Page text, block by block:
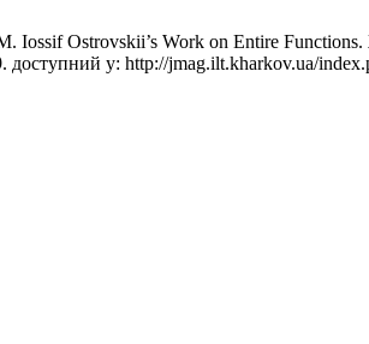
Iossif Ostrovskii’s Work on Entire
доступний у: http://jmag.ilt.kharkov.ua/